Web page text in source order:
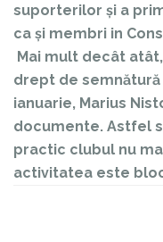
suporterilor și a
ca și membri in
Mai mult decât
drept de semnătură
ianuarie, Marius
documente. Astfel
practic clubul nu
activitatea este